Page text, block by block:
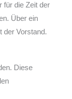
für die Zeit der
Über ein
der Vorstand.
Diese